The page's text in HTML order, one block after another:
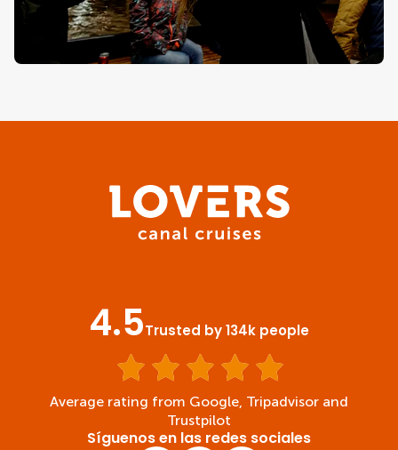
4.5Trusted by 134k people
Average rating from Google, Tripadvisor and
Trustpilot
Síguenos en las redes sociales